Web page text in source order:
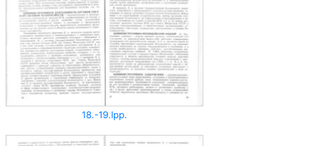
18.-19.lpp.